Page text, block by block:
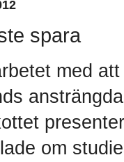
spara
med
om